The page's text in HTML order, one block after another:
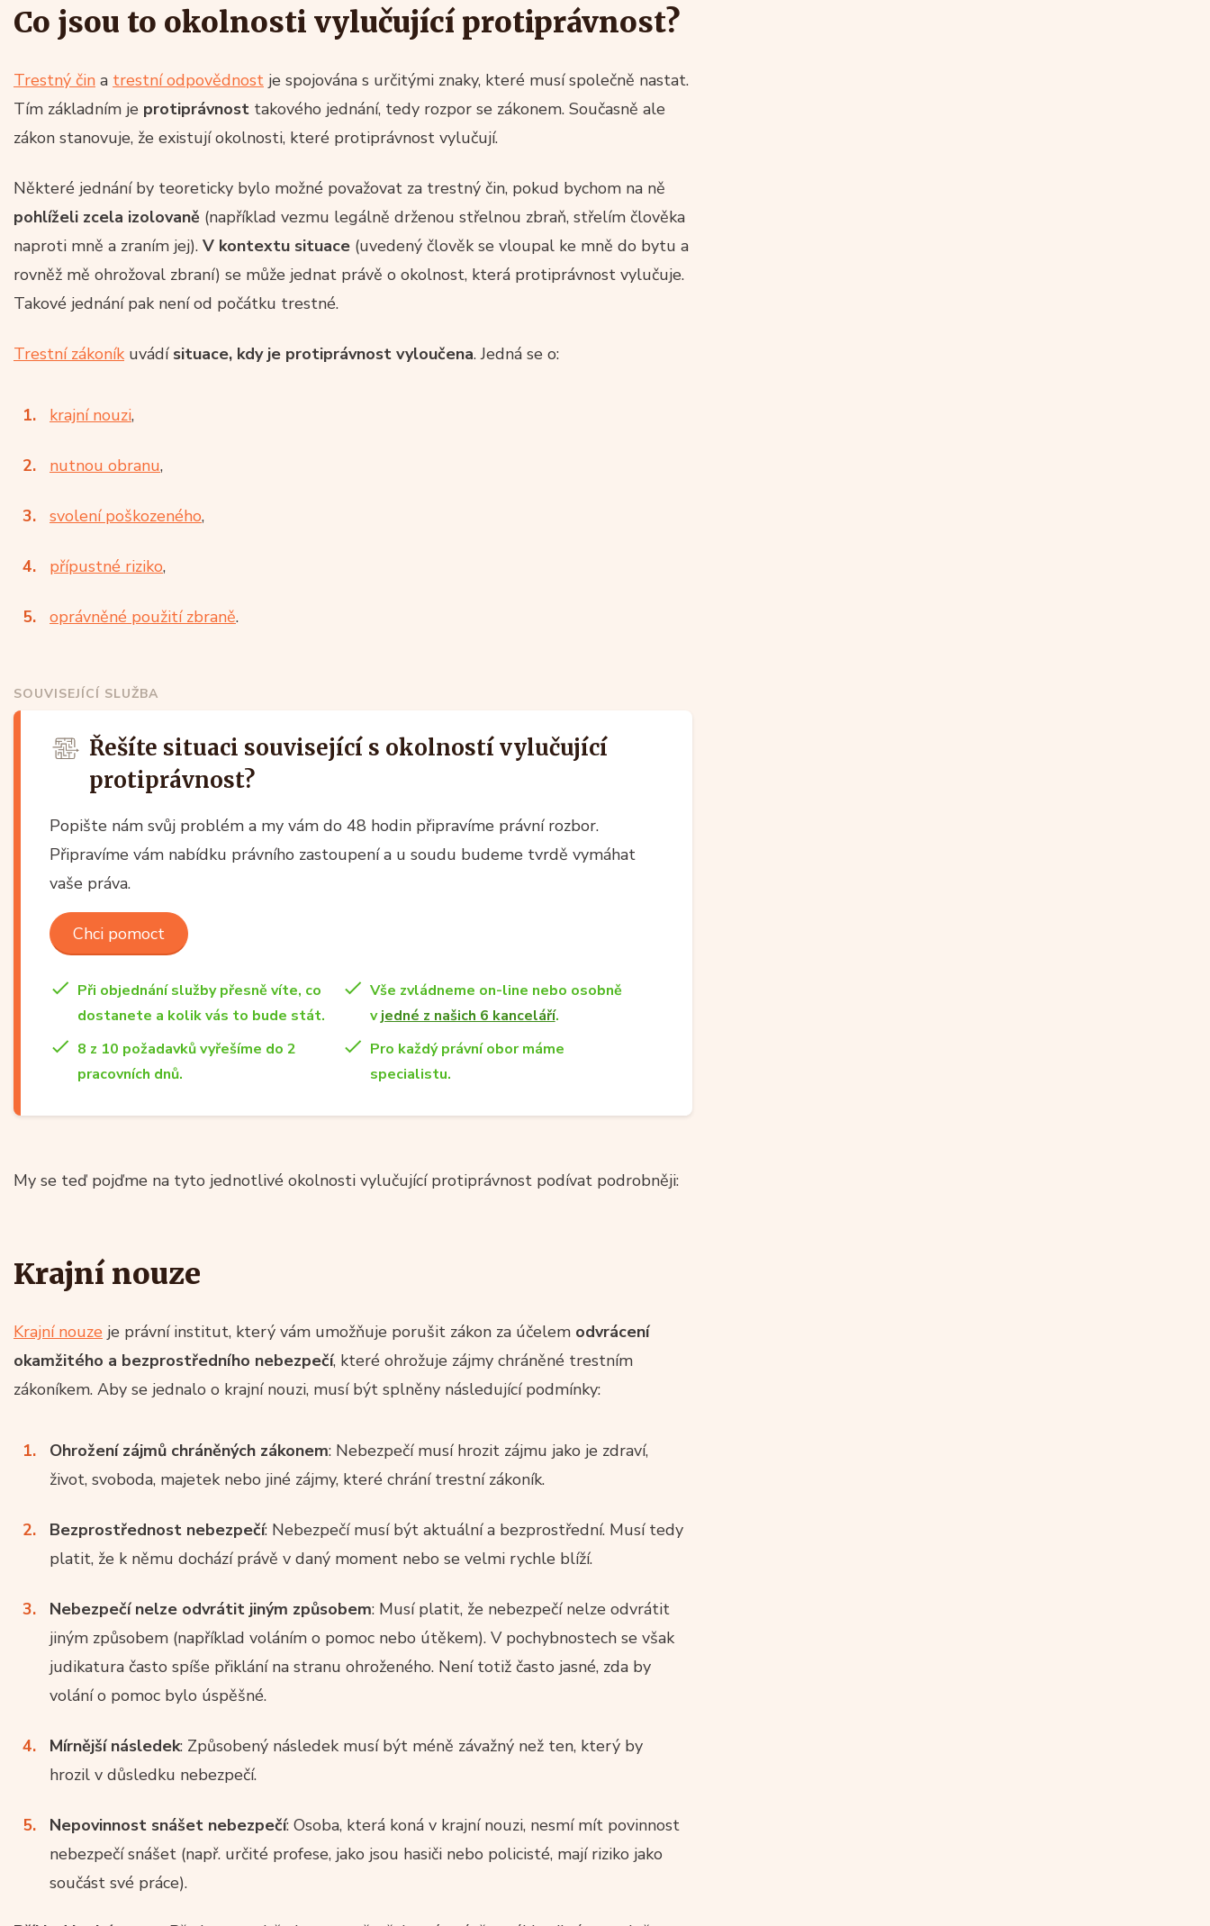
Co jsou to okolnosti vylučující protiprávnost?
Trestný čin a trestní odpovědnost je spojována s určitými znaky, které musí společně nastat.
Tím základním je protiprávnost takového jednání, tedy rozpor se zákonem. Současně ale
zákon stanovuje, že existují okolnosti, které protiprávnost vylučují.
Některé jednání by teoreticky bylo možné považovat za trestný čin, pokud bychom na ně
pohlíželi zcela izolovaně (například vezmu legálně drženou střelnou zbraň, střelím člověka
naproti mně a zraním jej). V kontextu situace (uvedený člověk se vloupal ke mně do bytu a
rovněž mě ohrožoval zbraní) se může jednat právě o okolnost, která protiprávnost vylučuje.
Takové jednání pak není od počátku trestné.
Trestní zákoník uvádí situace, kdy je protiprávnost vyloučena. Jedná se o:
krajní nouzi,
nutnou obranu,
svolení poškozeného,
přípustné riziko,
oprávněné použití zbraně.
SOUVISEJÍCÍ SLUŽBA
Řešíte situaci související s okolností vylučující
protiprávnost?
Popište nám svůj problém a my vám do 48 hodin připravíme právní rozbor.
Připravíme vám nabídku právního zastoupení a u soudu budeme tvrdě vymáhat
vaše práva.
Chci pomoct
Při objednání služby přesně víte, co
dostanete a kolik vás to bude stát.
Vše zvládneme on-line nebo osobně
vjedné z našich 6 kanceláří.
8 z 10 požadavků vyřešíme do 2
pracovních dnů.
Pro každý právní obor máme
specialistu.
My se teď pojďme na tyto jednotlivé okolnosti vylučující protiprávnost podívat podrobněji:
Krajní nouze
Krajní nouze je právní institut, který vám umožňuje porušit zákon za účelem odvrácení
okamžitého a bezprostředního nebezpečí, které ohrožuje zájmy chráněné trestním
zákoníkem. Aby se jednalo o krajní nouzi, musí být splněny následující podmínky:
Ohrožení zájmů chráněných zákonem: Nebezpečí musí hrozit zájmu jako je zdraví,
život, svoboda, majetek nebo jiné zájmy, které chrání trestní zákoník.
Bezprostřednost nebezpečí: Nebezpečí musí být aktuální a bezprostřední. Musí tedy
platit, že k němu dochází právě v daný moment nebo se velmi rychle blíží.
Nebezpečí nelze odvrátit jiným způsobem: Musí platit, že nebezpečí nelze odvrátit
jiným způsobem (například voláním o pomoc nebo útěkem). V pochybnostech se však
judikatura často spíše přiklání na stranu ohroženého. Není totiž často jasné, zda by
volání o pomoc bylo úspěšné.
Mírnější následek: Způsobený následek musí být méně závažný než ten, který by
hrozil v důsledku nebezpečí.
Nepovinnost snášet nebezpečí: Osoba, která koná v krajní nouzi, nesmí mít povinnost
nebezpečí snášet (např. určité profese, jako jsou hasiči nebo policisté, mají riziko jako
součást své práce).